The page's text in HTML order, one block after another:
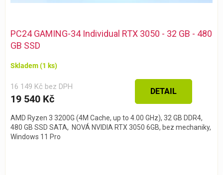
PC24 GAMING-34 Individual RTX 3050 - 32 GB - 480
GB SSD
Skladem(1 ks)
16 149 Kč bez DPH
19 540 Kč
DETAIL
AMD Ryzen 3 3200G (4M Cache, up to 4.00 GHz), 32 GB DDR4,
480 GB SSD SATA, NOVÁ NVIDIA RTX 3050 6GB, bez mechaniky,
Windows 11 Pro